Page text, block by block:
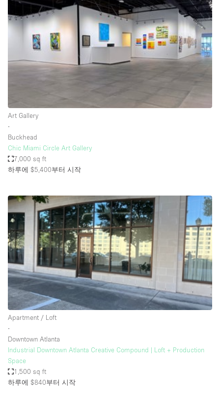
Boutique / Shop
Conference Room
Container
Event Space
Hall
Mall Shop
Mansion / House
Meeting Space
Other
Photo / Filming Studio
Restaurant / Bar / Cafe
Rooftop
Salon
Shop Share
Stall / Market Stall
Unique Space
Art Gallery
∙
Buckhead
Chic Miami Circle Art Gallery
7,000 sq ft
하루에 $5,400부터 시작
Apartment / Loft
∙
Downtown Atlanta
Industrial Downtown Atlanta Creative Compound | Loft + Production
Space
1,500 sq ft
하루에 $840부터 시작